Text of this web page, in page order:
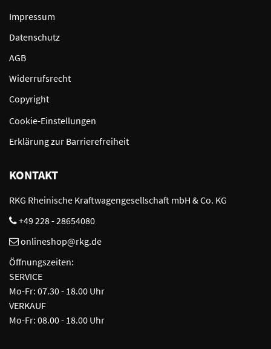
Impressum
Datenschutz
AGB
Widerrufsrecht
Copyright
Cookie-Einstellungen
Erklärung zur Barrierefreiheit
KONTAKT
RKG Rheinische Kraftwagengesellschaft mbH & Co. KG
+49 228 - 28654080
onlineshop@rkg.de
Öffnungszeiten:
SERVICE
Mo-Fr: 07.30 - 18.00 Uhr
VERKAUF
Mo-Fr: 08.00 - 18.00 Uhr